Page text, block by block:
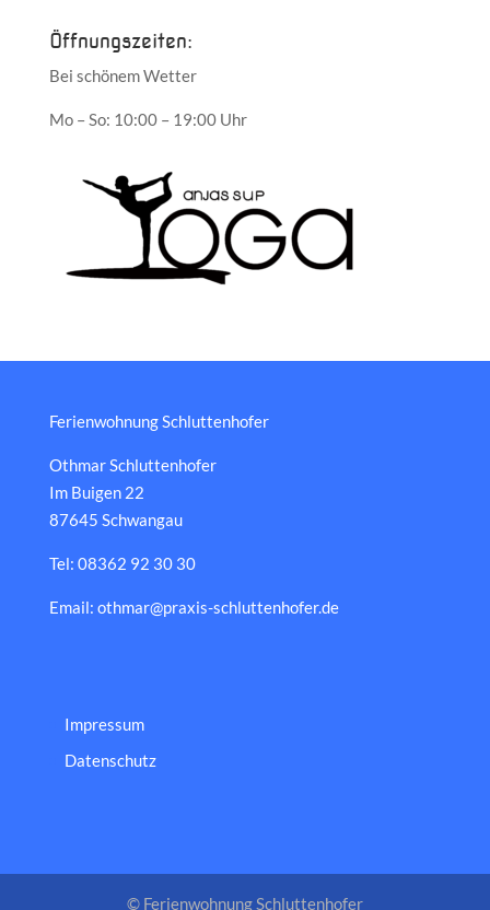
Öffnungszeiten:
Bei schönem Wetter
Mo – So: 10:00 – 19:00 Uhr
Ferienwohnung Schluttenhofer
Othmar Schluttenhofer
Im Buigen 22
87645 Schwangau
Tel: 08362 92 30 30
Email: othmar@praxis-schluttenhofer.de
Impressum
Datenschutz
© Ferienwohnung Schluttenhofer